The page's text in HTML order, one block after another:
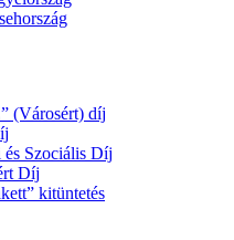
(Városért) díj
és Szociális Díj
Díj
kitüntetés